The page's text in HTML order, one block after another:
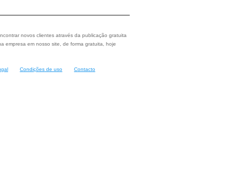
novos clientes através da publicação gratuita
empresa em nosso site, de forma gratuita, hoje
Condições de uso Contacto